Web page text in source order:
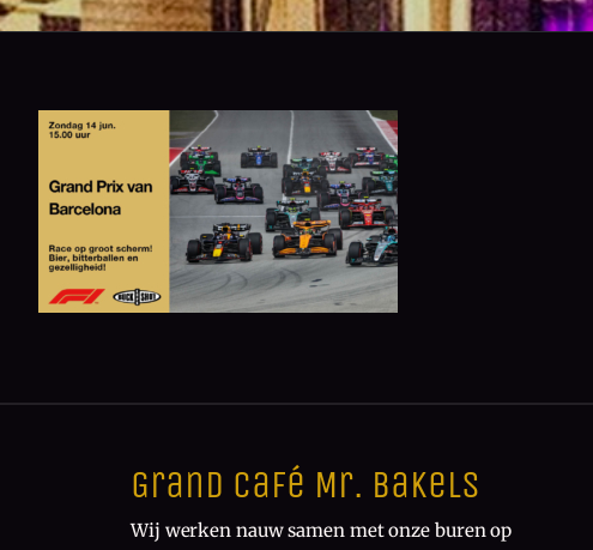
Grand Café Mr. Bakels
Wij werken nauw samen met onze buren op